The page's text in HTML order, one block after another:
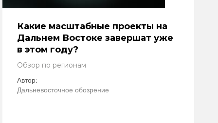
Какие масштабные проекты на
Дальнем Востоке завершат уже
в этом году?
Обзор по регионам
Автор:
Дальневосточное обозрение